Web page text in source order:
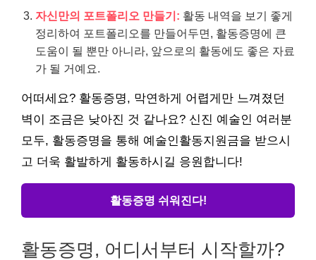
자신만의 포트폴리오 만들기: 활동 내역을 보기 좋게
정리하여 포트폴리오를 만들어두면, 활동증명에 큰
도움이 될 뿐만 아니라, 앞으로의 활동에도 좋은 자료
가 될 거예요.
어떠세요? 활동증명, 막연하게 어렵게만 느껴졌던
벽이 조금은 낮아진 것 같나요? 신진 예술인 여러분
모두, 활동증명을 통해 예술인활동지원금을 받으시
고 더욱 활발하게 활동하시길 응원합니다!
활동증명 쉬워진다!
활동증명, 어디서부터 시작할까?